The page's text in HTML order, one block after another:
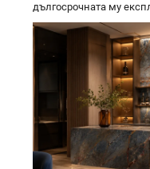
дългосрочната му